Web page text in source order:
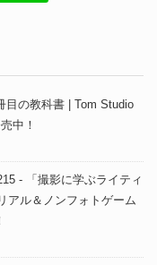
目の教科書 | Tom Studio
中！
- 「撮影に学ぶライティ
アル＆ノンフォトゲーム